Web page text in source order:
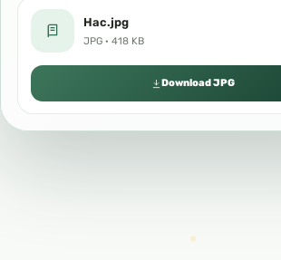
Hac.jpg
JPG · 418 KB
Download JPG